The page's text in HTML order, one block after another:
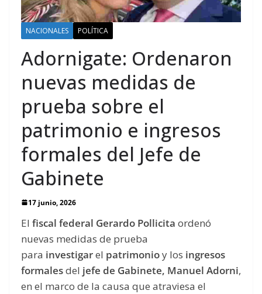
NACIONALES POLÍTICA
Adornigate: Ordenaron
nuevas medidas de
prueba sobre el
patrimonio e ingresos
formales del Jefe de
Gabinete
17 junio, 2026
El fiscal federal Gerardo Pollicita ordenó
nuevas medidas de prueba
para investigarel patrimonioy los ingresos
formalesdel jefe de Gabinete, Manuel Adorni,
en el marco de la causa que atraviesa el